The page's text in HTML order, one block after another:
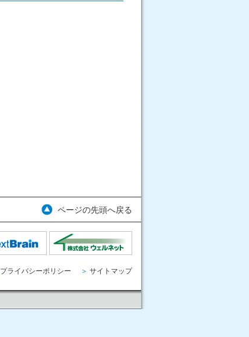
ページの先頭へ戻る
プライバシーポリシー ＞ サイトマップ